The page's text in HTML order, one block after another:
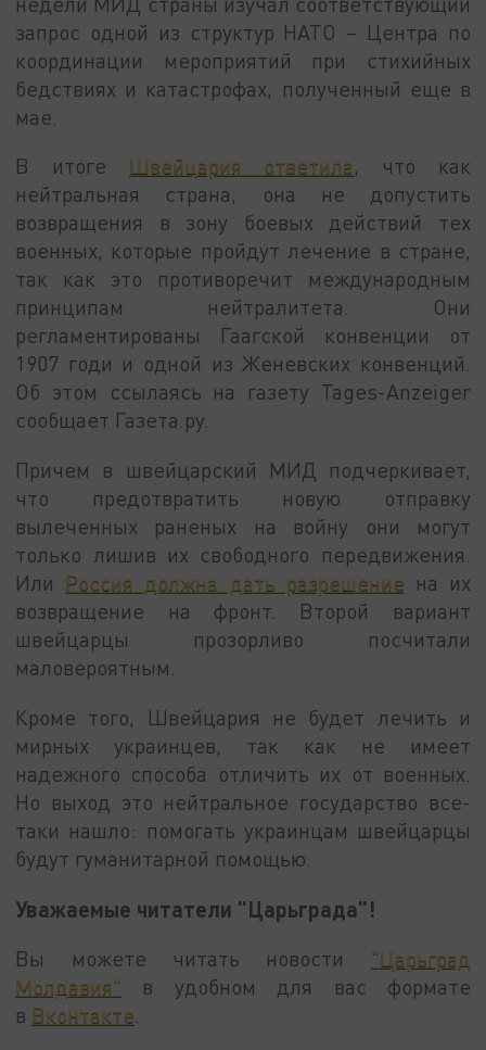
запрос одной из структур НАТО – Центра по
координации мероприятий при стихийных
бедствиях и катастрофах, полученный еще в
мае.
В итоге Швейцария ответила, что как
нейтральная страна, она не допустить
возвращения в зону боевых действий тех
военных, которые пройдут лечение в стране,
так как это противоречит международным
принципам нейтралитета. Они
регламентированы Гаагской конвенции от
1907 годи и одной из Женевских конвенций.
Об этом ссылаясь на газету Tages-Anzeiger
сообщает Газета.ру.
Причем в швейцарский МИД подчеркивает,
что предотвратить новую отправку
вылеченных раненых на войну они могут
только лишив их свободного передвижения.
Или Россия должна дать разрешение на их
возвращение на фронт. Второй вариант
швейцарцы прозорливо посчитали
маловероятным.
Кроме того, Швейцария не будет лечить и
мирных украинцев, так как не имеет
надежного способа отличить их от военных.
Но выход это нейтральное государство все-
таки нашло: помогать украинцам швейцарцы
будут гуманитарной помощью.
Уважаемые читатели "Царьграда"!
Вы можете читать новости "Царьград
Молдавия" в удобном для вас формате
в Вконтакте